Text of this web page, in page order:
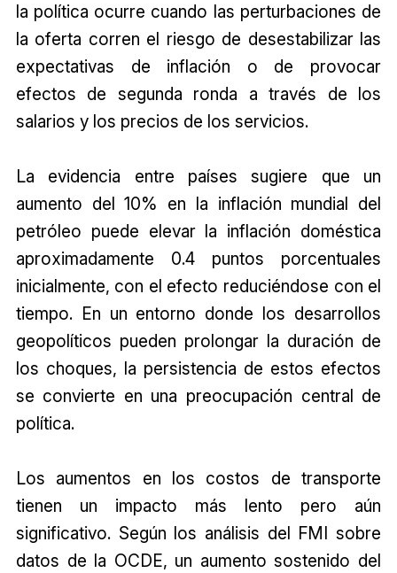
la política ocurre cuando las perturbaciones de
la oferta corren el riesgo de desestabilizar las
expectativas de inflación o de provocar
efectos de segunda ronda a través de los
salarios y los precios de los servicios.
La evidencia entre países sugiere que un
aumento del 10% en la inflación mundial del
petróleo puede elevar la inflación doméstica
aproximadamente 0.4 puntos porcentuales
inicialmente, con el efecto reduciéndose con el
tiempo. En un entorno donde los desarrollos
geopolíticos pueden prolongar la duración de
los choques, la persistencia de estos efectos
se convierte en una preocupación central de
política.
Los aumentos en los costos de transporte
tienen un impacto más lento pero aún
significativo. Según los análisis del FMI sobre
datos de la OCDE, un aumento sostenido del